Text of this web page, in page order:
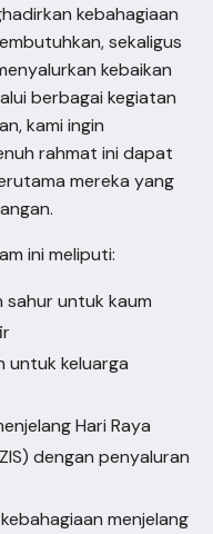
kebahagiaan
sekaligus
kebaikan
berbagai kegiatan
kami ingin
rahmat ini dapat
mereka yang
ini meliputi:
sahur untuk kaum
untuk keluarga
Hari Raya
dengan penyaluran
menjelang